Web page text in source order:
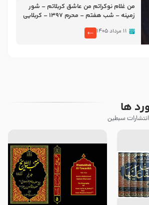
من غلام نوکراتم من عاشق کربلاتم – شور
زمینه – شب هفتم – محرم 1397 – کربلایی
۱۱ مرداد ۱۴۰۵
ها
سبطین